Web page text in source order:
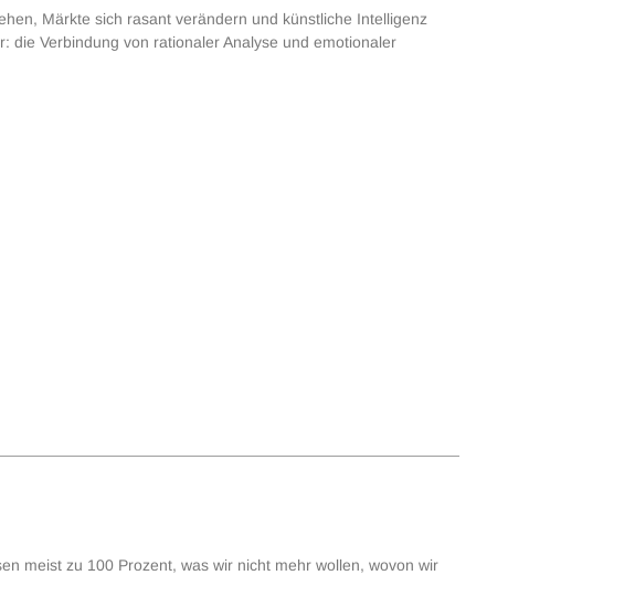
Märkte sich rasant verändern und künstliche Intelligenz
die Verbindung von rationaler Analyse und emotionaler
meist zu 100 Prozent, was wir nicht mehr wollen, wovon wir